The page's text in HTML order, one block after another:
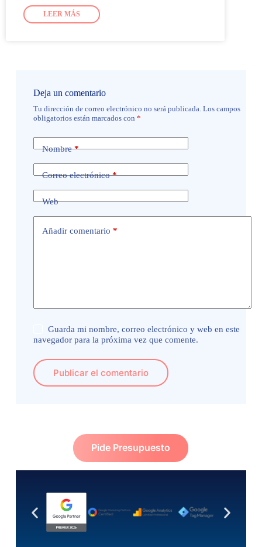
LEER MÁS
Deja un comentario
Tu dirección de correo electrónico no será publicada. Los campos
obligatorios están marcados con *
Nombre*
Correo electrónico*
Web
Añadir comentario *
Guarda mi nombre, correo electrónico y web en este
navegador para la próxima vez que comente.
Publicar el comentario
Pide Presupuesto